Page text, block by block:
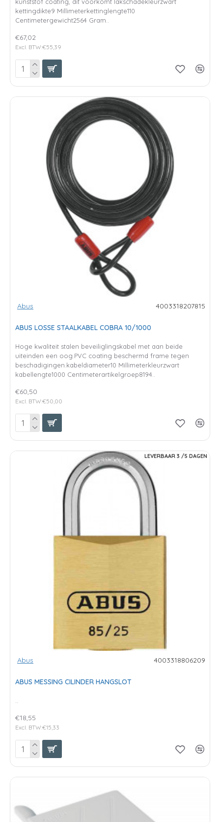
kettingdikte9 Millimeterkettinglengte110
Centimetergewicht2564 Gram..
€67,02
Excl. BTW:€55,39
Abus 4003318207815
ABUS LOSSE STAALKABEL COBRA 10/1000
Hoge kwaliteit stalen beveiliglingskabel met aan beide
uiteinden een oog.PVC coating beschermd frame tegen
beschadigingen.kabeldiameter10 Millimeterkleurzwart
kabellengte1000 Centimeterartikelgroep8194..
€60,50
Excl. BTW:€50,00
LEVERBAAR 3 /5 DAGEN
Abus 4003318806209
ABUS MESSING CILINDER HANGSLOT
€18,55
Excl. BTW:€15,33